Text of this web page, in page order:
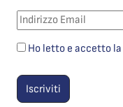
Ho letto e accetto